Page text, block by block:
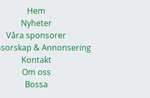
Hem
Nyheter
Våra sponsorer
& Annonsering
Kontakt
Om oss
Bossa